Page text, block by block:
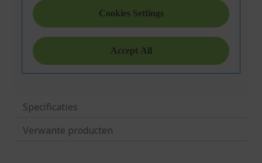
Specificaties
Verwante producten